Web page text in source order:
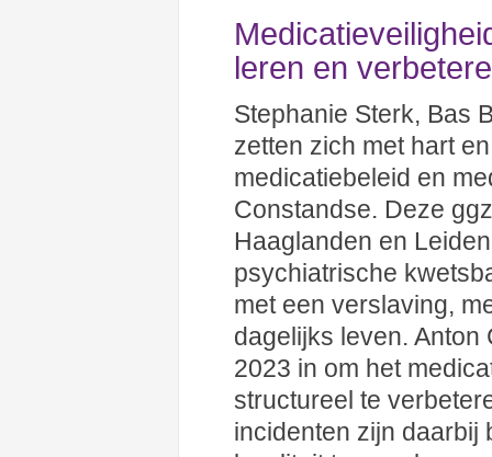
leren en
Stephanie Sterk, Bas
zetten zich met hart
medicatiebeleid en
Constandse. Deze
Haaglanden en
psychiatrische
met een verslaving,
dagelijks leven.
2023 in om het
structureel te
incidenten zijn daarbij